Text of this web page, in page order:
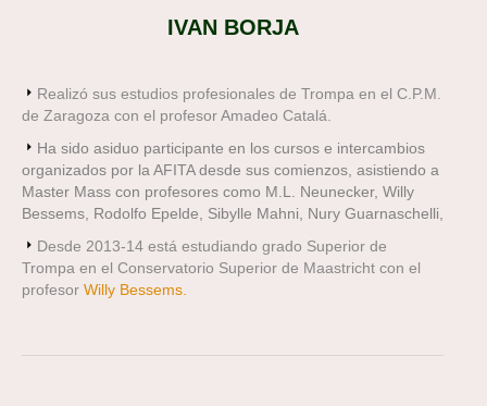
IVAN BORJA
Realizó sus estudios profesionales de Trompa en el C.P.M.
de Zaragoza con el profesor Amadeo Catalá.
Ha sido asiduo participante en los cursos e intercambios
organizados por la AFITA desde sus comienzos, asistiendo a
Master Mass con profesores como M.L. Neunecker, Willy
Bessems, Rodolfo Epelde, Sibylle Mahni, Nury Guarnaschelli,
Desde 2013-14 está estudiando grado Superior de
Trompa en el Conservatorio Superior de Maastricht con el
profesor Willy Bessems.